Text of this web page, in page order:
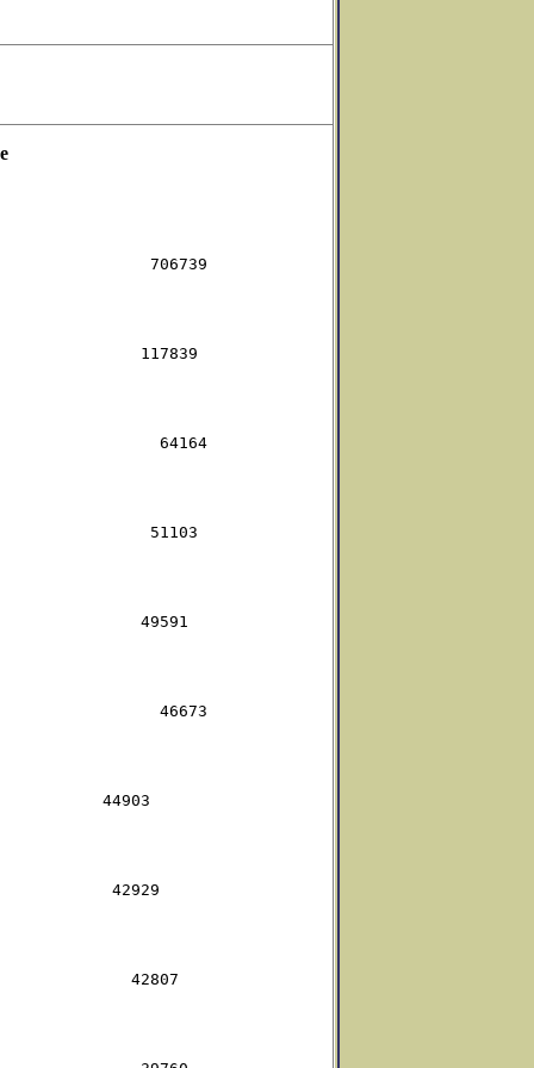
706739
117839
64164
51103
49591
46673
44903
42929
42807